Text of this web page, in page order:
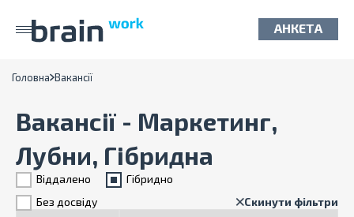
АНКЕТА
Головна Вакансії
Вакансії - Маркетинг,
Лубни, Гібридна
Віддалено
Гiбридно
Без досвіду
Скинути фільтри